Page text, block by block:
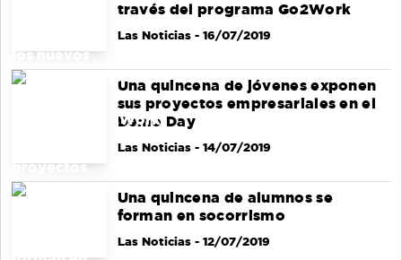
través del programa Go2Work
Las Noticias- 16/07/2019
Una quincena de jóvenes exponen
sus proyectos empresariales en el
Demo Day
Las Noticias- 14/07/2019
Una quincena de alumnos se
forman en socorrismo
Las Noticias- 12/07/2019